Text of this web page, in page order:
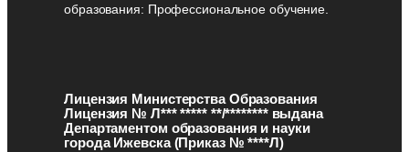
образования: Профессиональное обучение.
Лицензия Министерства Образования
Лицензия № Л*** ***** **/******** выдана
Департаментом образования и науки
города Ижевска (Приказ № ****Л)